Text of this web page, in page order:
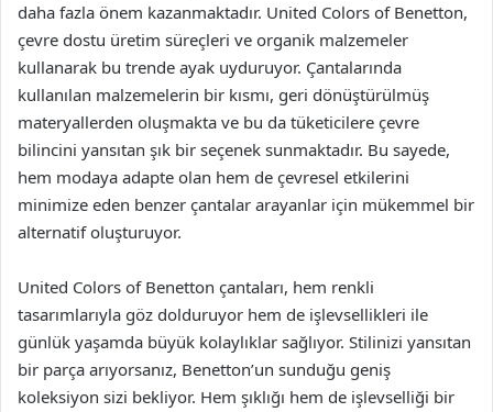
daha fazla önem kazanmaktadır. United Colors of Benetton,
çevre dostu üretim süreçleri ve organik malzemeler
kullanarak bu trende ayak uyduruyor. Çantalarında
kullanılan malzemelerin bir kısmı, geri dönüştürülmüş
materyallerden oluşmakta ve bu da tüketicilere çevre
bilincini yansıtan şık bir seçenek sunmaktadır. Bu sayede,
hem modaya adapte olan hem de çevresel etkilerini
minimize eden benzer çantalar arayanlar için mükemmel bir
alternatif oluşturuyor.
United Colors of Benetton çantaları, hem renkli
tasarımlarıyla göz dolduruyor hem de işlevsellikleri ile
günlük yaşamda büyük kolaylıklar sağlıyor. Stilinizi yansıtan
bir parça arıyorsanız, Benetton’un sunduğu geniş
koleksiyon sizi bekliyor. Hem şıklığı hem de işlevselliği bir